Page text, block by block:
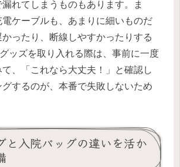
れてしまうものもあります。ま
ケーブルも、あまりに細いものだ
ったり、断線しやすかったりする
ッズを取り入れる際は、事前に一度
、「これなら大丈夫！」と確認し
するのが、本番で失敗しないため
と入院バッグの違いを活か